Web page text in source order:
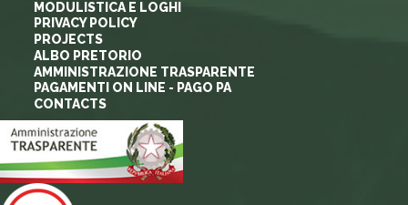
MODULISTICA E LOGHI
PRIVACY POLICY
PROJECTS
ALBO PRETORIO
AMMINISTRAZIONE TRASPARENTE
PAGAMENTI ON LINE - PAGO PA
CONTACTS